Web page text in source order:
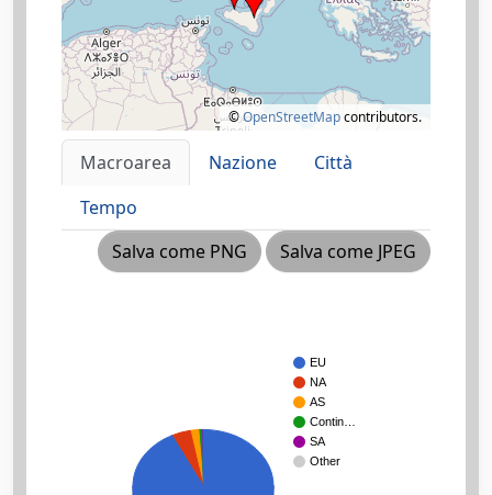
©OpenStreetMapcontributors.
Macroarea Nazione
Città
Tempo
Salva come PNG
Salva come JPEG
EU
NA
AS
Contin…
SA
Other